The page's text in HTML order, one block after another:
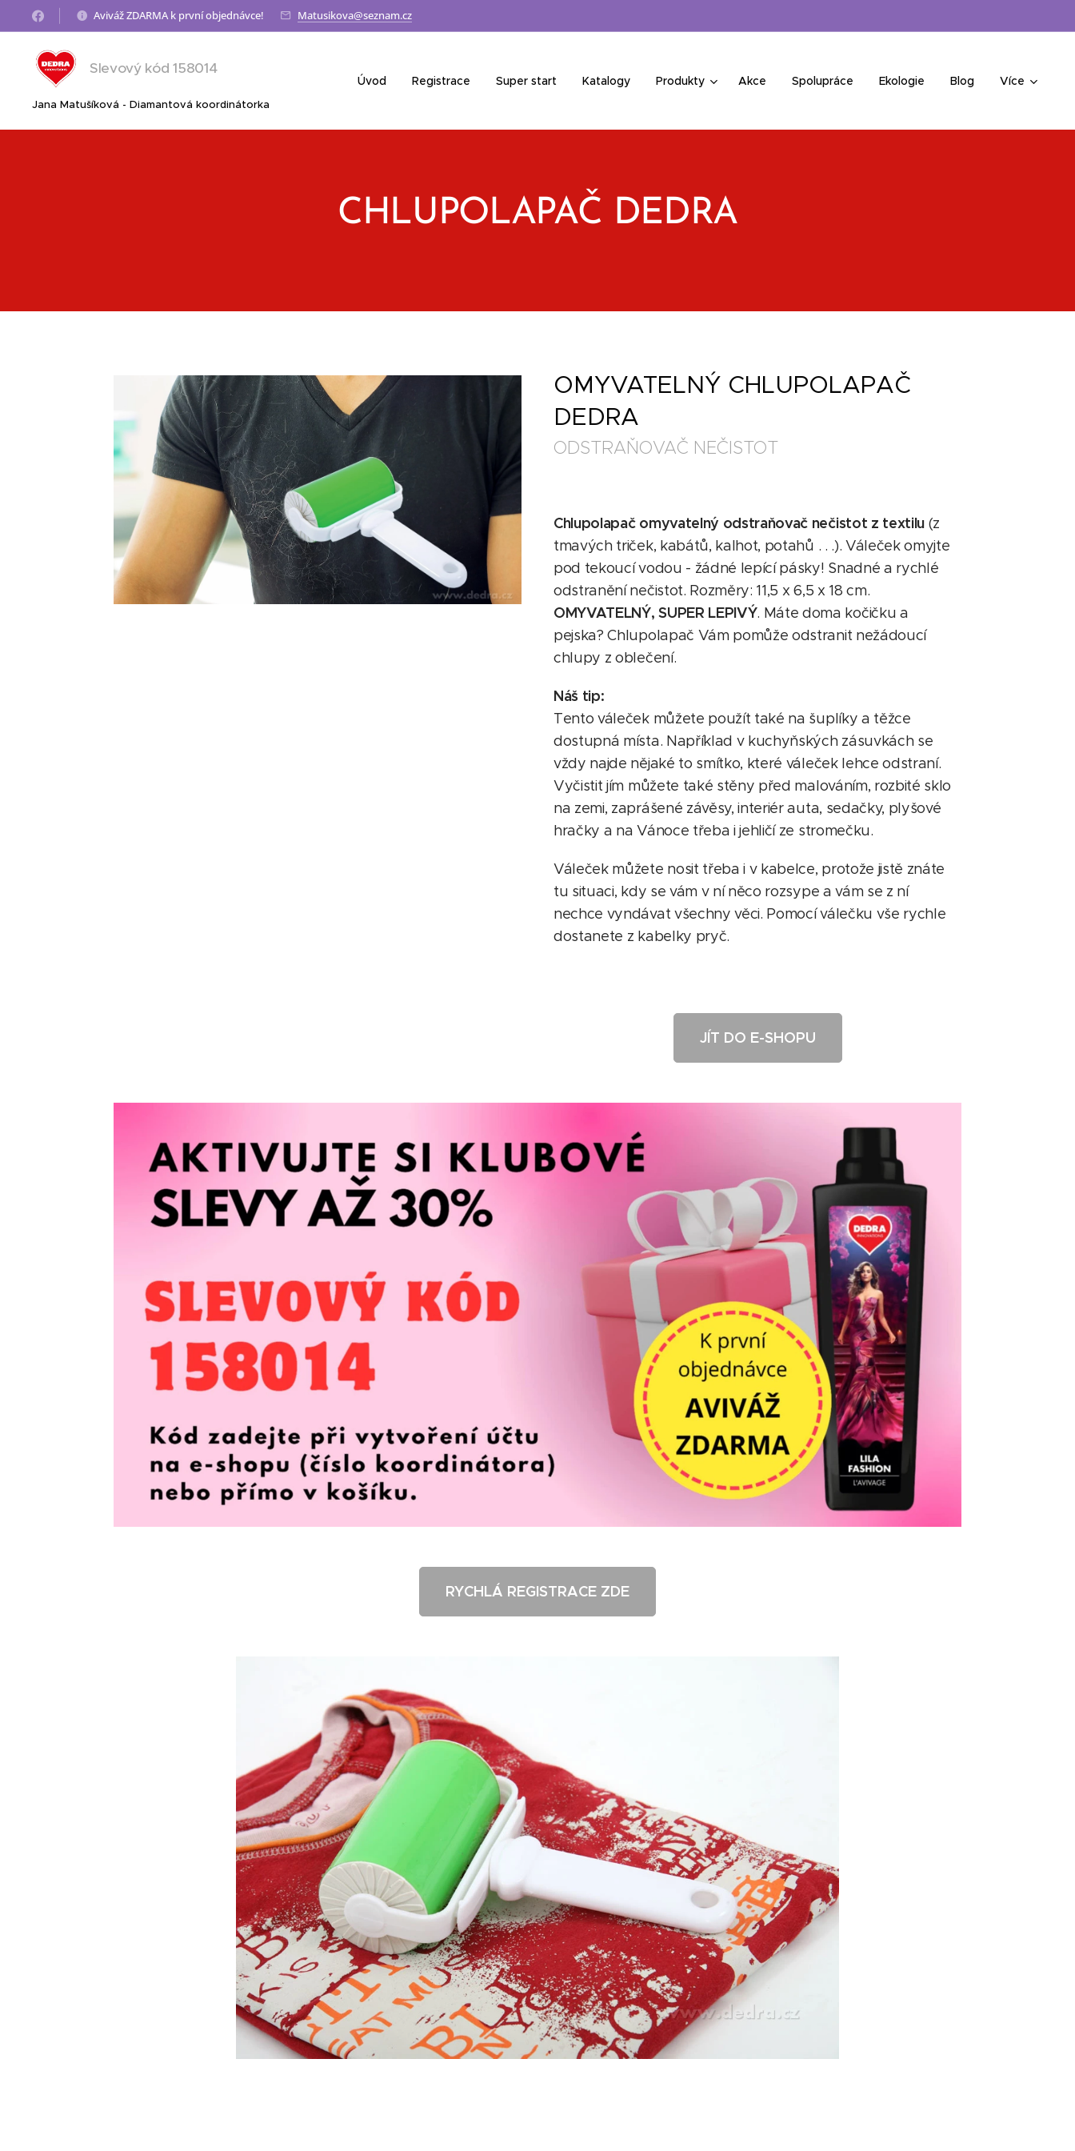
Aviváž ZDARMA k první objednávce! Matusikova@seznam.cz
Slevový kód 158014
Jana Matušíková - Diamantová koordinátorka
Úvod Registrace Super start Katalogy Produkty Akce Spolupráce Ekologie Blog Více
CHLUPOLAPAČ DEDRA
OMYVATELNÝ CHLUPOLAPAČ
DEDRA
ODSTRAŇOVAČ NEČISTOT
Chlupolapač omyvatelný odstraňovač nečistot z textilu (z
tmavých triček, kabátů, kalhot, potahů . . .). Váleček omyjte
pod tekoucí vodou - žádné lepící pásky! Snadné a rychlé
odstranění nečistot. Rozměry: 11,5 x 6,5 x 18 cm.
OMYVATELNÝ, SUPER LEPIVÝ. Máte doma kočičku a
pejska? Chlupolapač Vám pomůže odstranit nežádoucí
chlupy z oblečení.
Náš tip:
Tento váleček můžete použít také na šuplíky a těžce
dostupná místa. Například v kuchyňských zásuvkách se
vždy najde nějaké to smítko, které váleček lehce odstraní.
Vyčistit jím můžete také stěny před malováním, rozbité sklo
na zemi, zaprášené závěsy, interiér auta, sedačky, plyšové
hračky a na Vánoce třeba i jehličí ze stromečku.
Váleček můžete nosit třeba i v kabelce, protože jistě znáte
tu situaci, kdy se vám v ní něco rozsype a vám se z ní
nechce vyndávat všechny věci. Pomocí válečku vše rychle
dostanete z kabelky pryč.
JÍT DO E-SHOPU
RYCHLÁ REGISTRACE ZDE